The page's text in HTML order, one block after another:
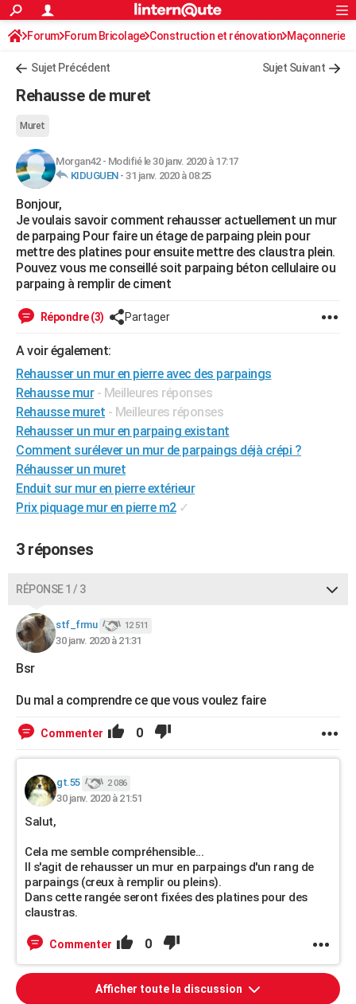
ACTUALITÉS
Politique
Société
Faits Divers
Education
Monde
Villes
+
AUTO
Essais
Réserver un essai
Citadines
Berlines
SUV
Forum auto
+HIGH-TECH
Mobiles
Meilleur smartphone
Internet
Ordinateurs
Jeux vidéo
Guide high-tech
+BRICOLAGE
Forum
Aménagement intérieur
Extérieur
Cuisine
Salle de bains
Jardinage
Rangement
WEEK-END
Guides de France
Escapades
Patrimoine
Expositions
Musées
Week-end nature
+LIFESTYLE
Art de vivre
Bien-être
Loisirs
Mode
Modes de vie
SANTE
VOYAGE
Destinations
City break
Voyage nature
Voyage de noces
Forum
Climat
+PHOTO
GUIDES D'ACHAT
BONS PLANS
CARTE DE VOEUX
Carte de Noël
Carte Bonne année
Carte Saint-Valentin
Carte Pâques
Carte d'anniversaire
DICTIONNAIRE
Service militaire
Avis de recherche
FORUM
Bricolage
Lifestyle
Culture
Sport
Auto
Television
Voyage
Cinema
Rechercher
S'inscrire
Connexion
Forum Forum Bricolage Construction et rénovation Maçonnerie
Sujet Précédent Sujet Suivant
Rehausse de muret
Muret
Morgan42- Modifié le 30 janv. 2020 à 17:17
KIDUGUEN- 31 janv. 2020 à 08:25
Bonjour,
Je voulais savoir comment rehausser actuellement un mur
de parpaing Pour faire un étage de parpaing plein pour
mettre des platines pour ensuite mettre des claustra plein.
Pouvez vous me conseillé soit parpaing béton cellulaire ou
parpaing à remplir de ciment
Répondre (3) Partager
A voir également:
Rehausser un mur en pierre avec des parpaings
Rehausse mur - Meilleures réponses
Rehausse muret - Meilleures réponses
Rehausser un mur en parpaing existant
Comment surélever un mur de parpaings déjà crépi ?
Réhausser un muret
Enduit sur mur en pierre extérieur
Prix piquage mur en pierre m2 ✓
3 réponses
RÉPONSE 1 / 3
stf_frmu 12 511
30 janv. 2020 à 21:31
Bsr
Du mal a comprendre ce que vous voulez faire
Commenter 0
gt.55 2 086
30 janv. 2020 à 21:51
Salut,
Cela me semble compréhensible...
Il s'agit de rehausser un mur en parpaings d'un rang de
parpaings (creux à remplir ou pleins).
Dans cette rangée seront fixées des platines pour des
claustras.
Commenter 0
Afficher toute la discussion